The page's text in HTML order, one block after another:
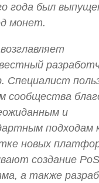
года был
монет.
Специалист
сообщества
и
подходам
новых
создание
а также